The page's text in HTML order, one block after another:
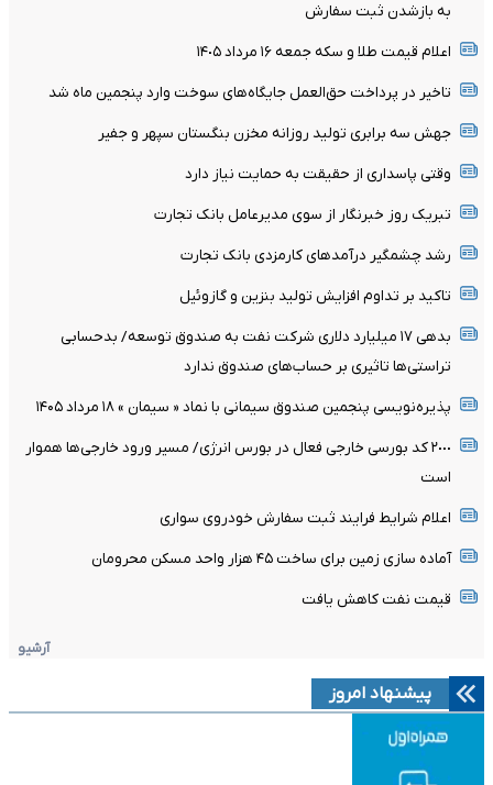
به بازشدن ثبت سفارش
اعلام قیمت طلا و سکه جمعه ١۶ مرداد ١۴٠۵
تاخیر در پرداخت حق‌العمل جایگاه‌های سوخت وارد پنجمین ماه شد
جهش سه برابری تولید روزانه مخزن بنگستان سپهر و جفیر
وقتی پاسداری از حقیقت به حمایت نیاز دارد
تبریک روز خبرنگار از سوی مدیرعامل بانک تجارت
رشد چشمگیر درآمدهای کارمزدی بانک تجارت
تاکید بر تداوم افزایش تولید بنزین و گازوئیل
بدهی ١٧ میلیارد دلاری شرکت نفت به صندوق توسعه/ بدحسابی
تراستی‌ها تاثیری بر حساب‌های صندوق ندارد
پذیره‌نویسی پنجمین صندوق سیمانی با نماد « سیمان » ۱۸ مرداد ۱۴۰۵
٢٠٠٠ کد بورسی خارجی فعال در بورس انرژی/ مسیر ورود خارجی‌ها هموار
است
اعلام شرایط فرایند ثبت سفارش خودروی سواری
آماده سازی زمین برای ساخت ۴۵ هزار واحد مسکن محرومان
قیمت نفت کاهش یافت
آرشیو
پیشنهاد امروز